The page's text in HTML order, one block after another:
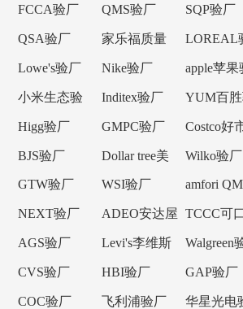
FCCA验厂 QMS验厂 SQP验厂
QSA验厂
家乐福质量
验厂
LOREAL
厂
Lowe's验厂 Nike验厂
apple苹果
厂
小米生态验
厂
Inditex验厂
YUM百
厂
Higg验厂 GMPC验厂
Costco好
验厂
BJS验厂
Dollar tree美
元树验厂
Wilko验厂
GTW验厂 WSI验厂
amfori
厂
NEXT验厂
ADEO安达屋
验厂
TCCC可
乐验厂
AGS验厂
Levi's李维斯
验厂
Walgreen
CVS验厂 HBI验厂 GAP验厂
COC验厂 飞利浦验厂
华星光电